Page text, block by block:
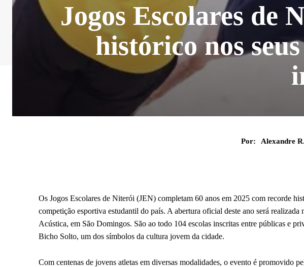
Jogos Escolares de
histórico nos
Por: Alexandre
Os Jogos Escolares de Niterói (JEN) completam 60 anos em 2025 com recorde
competição esportiva estudantil do país. A abertura oficial deste ano será
Acústica, em São Domingos. São ao todo 104 escolas inscritas entre públicas e
Bicho Solto, um dos símbolos da cultura jovem da cidade.
Com centenas de jovens atletas em diversas modalidades, o evento é promovido